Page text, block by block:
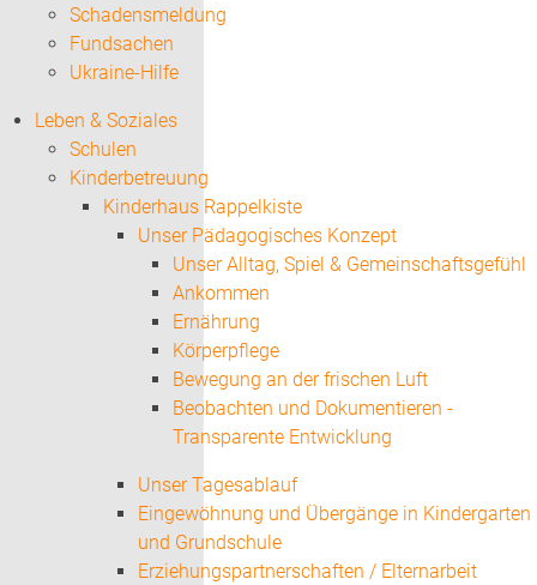
Schadensmeldung
Fundsachen
Ukraine-Hilfe
Leben & Soziales
Schulen
Kinderbetreuung
Kinderhaus Rappelkiste
Unser Pädagogisches Konzept
Unser Alltag, Spiel & Gemeinschaftsgefühl
Ankommen
Ernährung
Körperpflege
Bewegung an der frischen Luft
Beobachten und Dokumentieren -
Transparente Entwicklung
Unser Tagesablauf
Eingewöhnung und Übergänge in Kindergarten
und Grundschule
Erziehungspartnerschaften / Elternarbeit